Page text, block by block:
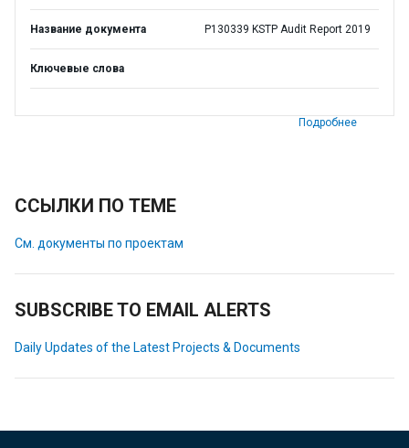
Название документа P130339 KSTP Audit Report 2019
Ключевые слова
Подробнее
ССЫЛКИ ПО ТЕМЕ
См. документы по проектам
SUBSCRIBE TO EMAIL ALERTS
Daily Updates of the Latest Projects & Documents